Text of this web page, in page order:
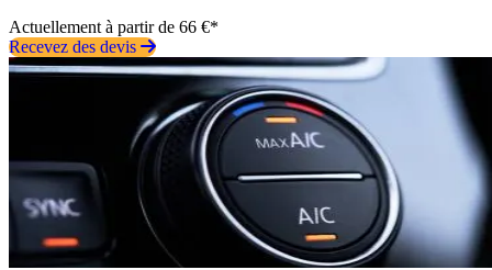
Actuellement à partir de 66 €*
Recevez des devis